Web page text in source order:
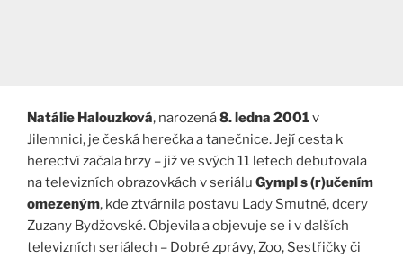
Natálie Halouzková, narozená8. ledna 2001v
Jilemnici, je česká herečka a tanečnice. Její cesta k
herectví začala brzy – již ve svých 11 letech debutovala
na televizních obrazovkách v seriálu Gympl s (r)učením
omezeným, kde ztvárnila postavu Lady Smutné, dcery
Zuzany Bydžovské. Objevila a objevuje se i v dalších
televizních seriálech – Dobré zprávy, Zoo, Sestřičky či